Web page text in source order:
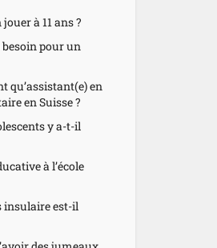
à 11 ans ?
besoin pour un
qu’assistant(e) en
en Suisse ?
y a-t-il
à l’école
insulaire est-il